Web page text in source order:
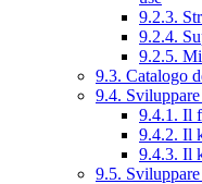
9.2.3.
9.2.4.
9.2.5.
9.3. Catalogo
9.4.
9.4.1. Il
9.4.2. Il
9.4.3. Il
9.5.